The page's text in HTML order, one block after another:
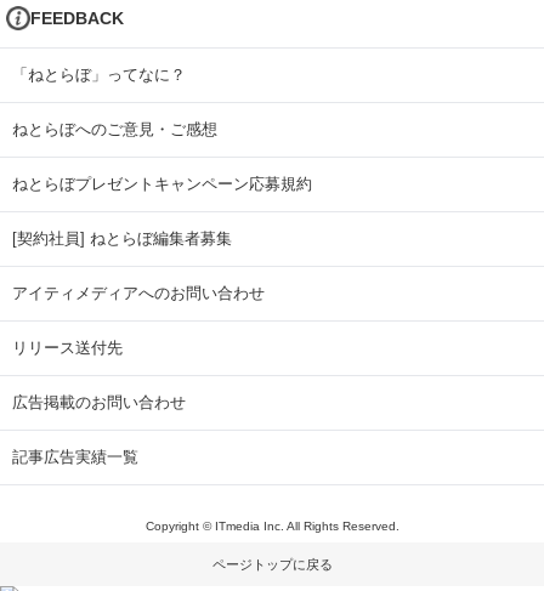
FEEDBACK
「ねとらぼ」ってなに？
ねとらぼへのご意見・ご感想
ねとらぼプレゼントキャンペーン応募規約
[契約社員] ねとらぼ編集者募集
アイティメディアへのお問い合わせ
リリース送付先
広告掲載のお問い合わせ
記事広告実績一覧
Copyright © ITmedia Inc. All Rights Reserved.
ページトップに戻る